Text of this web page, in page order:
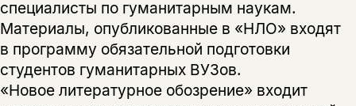
специалисты по гуманитарным наукам.
Материалы, опубликованные в «НЛО» входят
в программу обязательной подготовки
студентов гуманитарных ВУЗов.
«Новое литературное обозрение» входит